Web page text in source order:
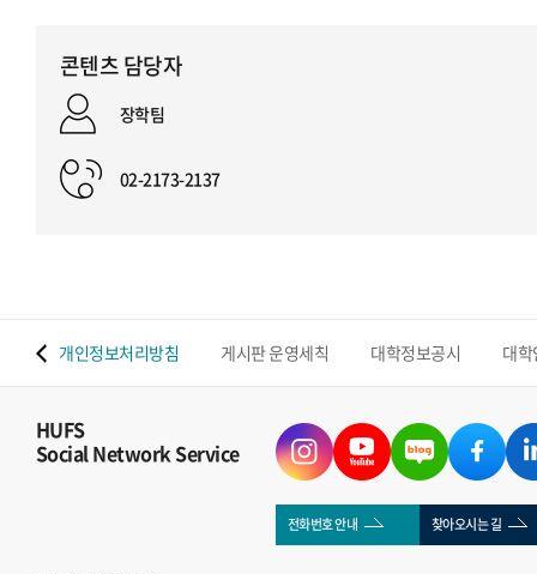
콘텐츠 담당자
장학팀
02-2173-2137
개인정보처리방침 게시판 운영세칙 대학정보공시 대
HUFS
Social Network Service
전화번호 안내 찾아오시는 길